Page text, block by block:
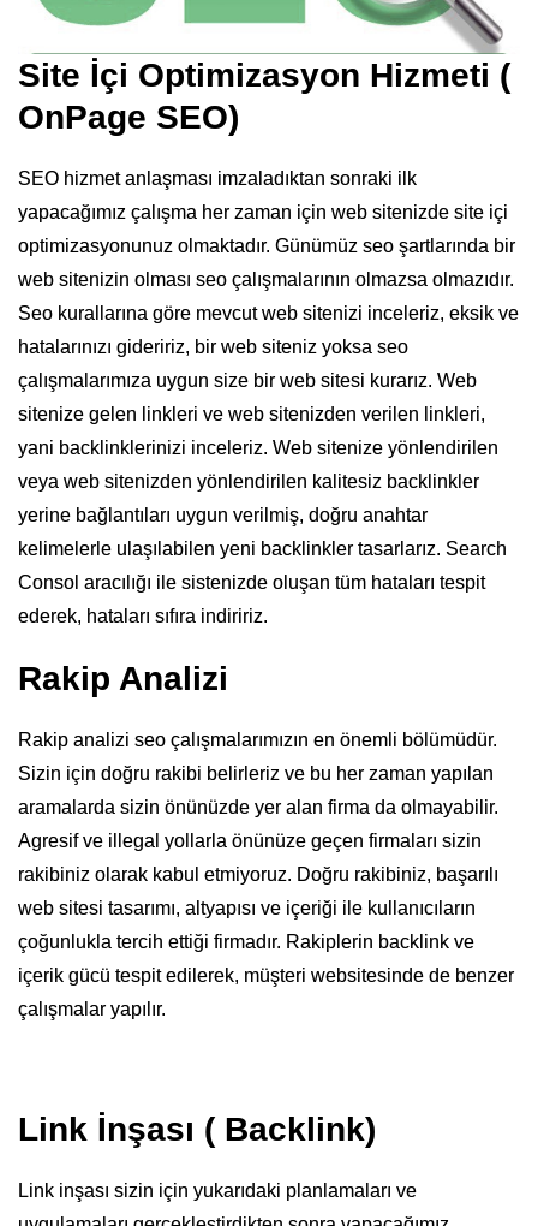
Site İçi Optimizasyon Hizmeti (
OnPage SEO)
SEO hizmet anlaşması imzaladıktan sonraki ilk
yapacağımız çalışma her zaman için web sitenizde site içi
optimizasyonunuz olmaktadır. Günümüz seo şartlarında bir
web sitenizin olması seo çalışmalarının olmazsa olmazıdır.
Seo kurallarına göre mevcut web sitenizi inceleriz, eksik ve
hatalarınızı gideririz, bir web siteniz yoksa seo
çalışmalarımıza uygun size bir web sitesi kurarız. Web
sitenize gelen linkleri ve web sitenizden verilen linkleri,
yani backlinklerinizi inceleriz. Web sitenize yönlendirilen
veya web sitenizden yönlendirilen kalitesiz backlinkler
yerine bağlantıları uygun verilmiş, doğru anahtar
kelimelerle ulaşılabilen yeni backlinkler tasarlarız. Search
Consol aracılığı ile sistenizde oluşan tüm hataları tespit
ederek, hataları sıfıra indiririz.
Rakip Analizi
Rakip analizi seo çalışmalarımızın en önemli bölümüdür.
Sizin için doğru rakibi belirleriz ve bu her zaman yapılan
aramalarda sizin önünüzde yer alan firma da olmayabilir.
Agresif ve illegal yollarla önünüze geçen firmaları sizin
rakibiniz olarak kabul etmiyoruz. Doğru rakibiniz, başarılı
web sitesi tasarımı, altyapısı ve içeriği ile kullanıcıların
çoğunlukla tercih ettiği firmadır. Rakiplerin backlink ve
içerik gücü tespit edilerek, müşteri websitesinde de benzer
çalışmalar yapılır.
Link İnşası ( Backlink)
Link inşası sizin için yukarıdaki planlamaları ve